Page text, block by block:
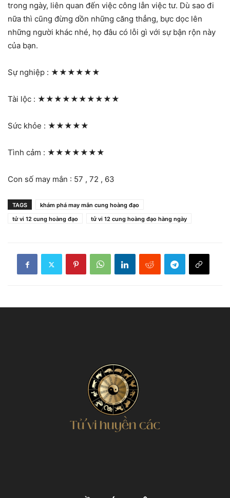
trong ngày, liên quan đến việc công lẫn việc tư. Dù sao đi
nữa thì cũng đừng dồn những căng thẳng, bực dọc lên
những người khác nhé, họ đâu có lỗi gì với sự bận rộn này
của bạn.
Sự nghiệp : ★★★★★★
Tài lộc : ★★★★★★★★★★
Sức khỏe : ★★★★★
Tình cảm : ★★★★★★★
Con số may mắn : 57 , 72 , 63
TAGS
khám phá may mắn cung hoàng đạo
tử vi 12 cung hoàng đạo
tử vi 12 cung hoàng đạo hàng ngày